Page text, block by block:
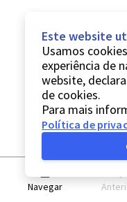
Navegar
Este website
Usamos
experiência de
website,
de cookies.
Para mais
Política de